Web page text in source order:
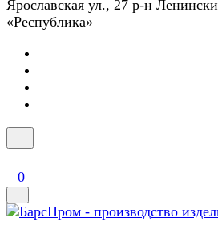
Ярославская ул., 27 р-н
«Республика»
0